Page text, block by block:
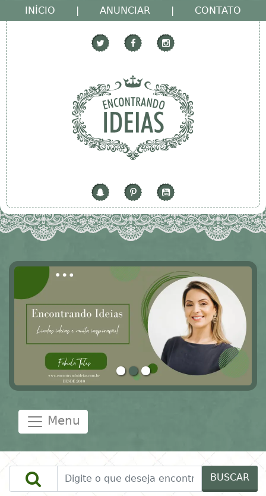
INÍCIO | ANUNCIAR | CONTATO
Menu
BUSCAR